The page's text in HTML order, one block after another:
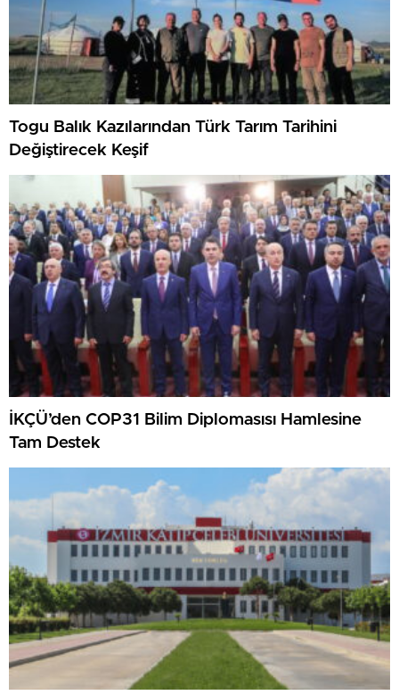
Togu Balık Kazılarından Türk Tarım Tarihini
Değiştirecek Keşif
İKÇÜ’den COP31 Bilim Diplomasısı Hamlesine
Tam Destek